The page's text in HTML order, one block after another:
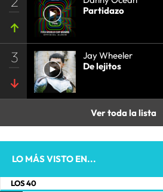
Partidazo
3
Jay Wheeler
De lejitos
Ver toda la lista
LO MÁS VISTO EN...
LOS 40